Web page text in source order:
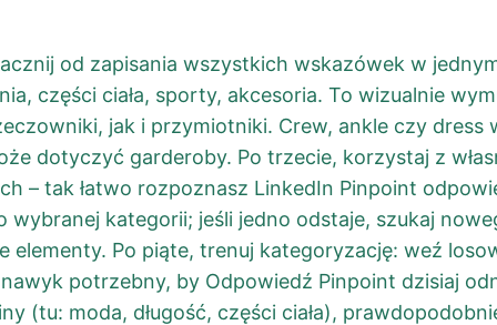
od zapisania wszystkich wskazówek w
części ciała, sporty, akcesoria. To wizualnie
jak i przymiotniki. Crew, ankle czy dress
dotyczyć garderoby. Po trzecie, korzystaj z
– tak łatwo rozpoznasz LinkedIn Pinpoint
wybranej kategorii; jeśli jedno odstaje, szukaj
Po piąte, trenuj kategoryzację: weź
potrzebny, by Odpowiedź Pinpoint dzisiaj
(tu: moda, długość, części ciała),